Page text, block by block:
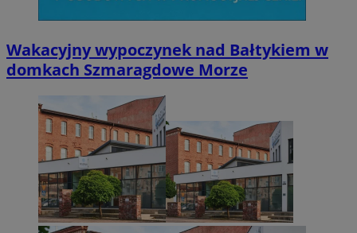
Wakacyjny wypoczynek nad Bałtykiem w
domkach Szmaragdowe Morze